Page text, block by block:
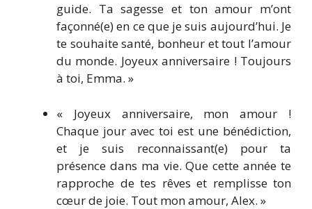
guide. Ta sagesse et ton amour m’ont
façonné(e) en ce que je suis aujourd’hui. Je
te souhaite santé, bonheur et tout l’amour
du monde. Joyeux anniversaire ! Toujours
à toi, Emma. »
« Joyeux anniversaire, mon amour !
Chaque jour avec toi est une bénédiction,
et je suis reconnaissant(e) pour ta
présence dans ma vie. Que cette année te
rapproche de tes rêves et remplisse ton
cœur de joie. Tout mon amour, Alex. »